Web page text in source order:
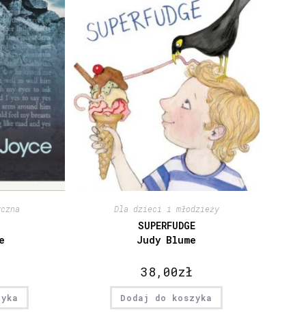
Dla dzieci i młodzieży
SUPERFUDGE
Judy Blume
38,00zł
Dodaj do koszyka